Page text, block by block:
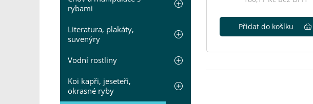
rybami
Literatura, plakáty,
suvenýry
Vodní rostliny
Koi kapři, jeseteři,
okrasné ryby
Přidat do košíku